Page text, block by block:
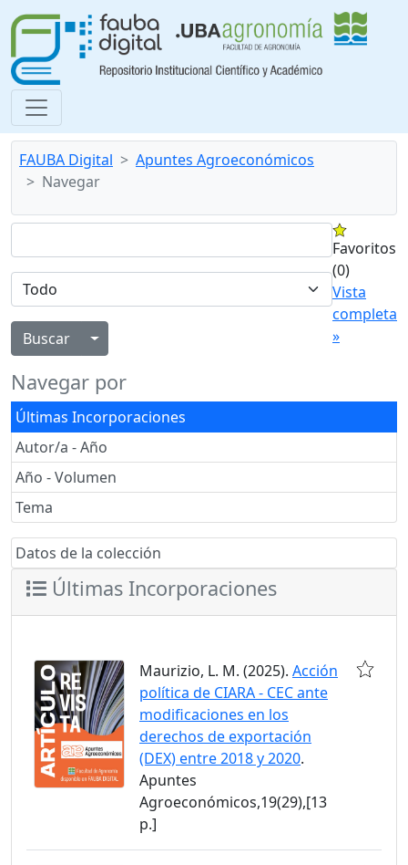
FAUBA Digital
Apuntes Agroeconómicos
Navegar
Alternar menú desplegable
Favoritos
(0)
Vista
completa
»
Navegar por
Últimas Incorporaciones
Autor/a - Año
Año - Volumen
Tema
Datos de la colección
Últimas Incorporaciones
Maurizio, L. M. (2025). Acción
política de CIARA - CEC ante
modificaciones en los
derechos de exportación
(DEX) entre 2018 y 2020.
Apuntes
Agroeconómicos,19(29),[13
p.]